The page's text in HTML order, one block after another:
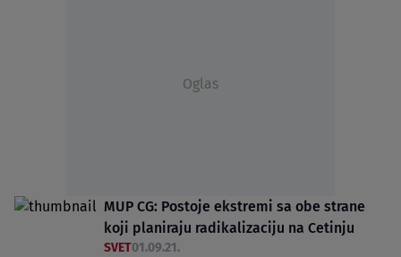
Oglas
MUP CG: Postoje ekstremi sa obe strane
koji planiraju radikalizaciju na Cetinju
SVET01.09.21.